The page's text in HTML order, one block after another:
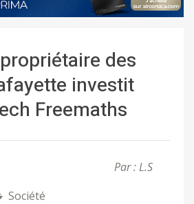
des
investit
Freemaths
Par : L.S
Société